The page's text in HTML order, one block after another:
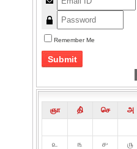
Remember Me
ஞா தி் செ அ
௨
௩ ௪ ௫